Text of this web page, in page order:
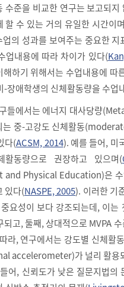
수준을 비교한 연구는 보고되
할 수 있는 거의 유일한 시간이
의 성과를 보여주는 중요한 지
업내용에 따라 차이가 있다(
하기 위해서는 수업내용에
-장애학생의 신체활동량을 수업
들에서는 에너지 대사당량
는 중-고강도 신체활동
다(ACSM, 2014). 예를 들어, 미
활동량으로 권장하고 있으며(
Physical Education)은 수
있다(NASPE, 2005). 이러한 기
요성이 보다 강조되는데, 이
되고, 둘째, 상대적으로 MVPA
라, 연구에서는 강도별 신체활
accelerometer)가 널리 활용
어, 신뢰도가 낮은 질문지법의